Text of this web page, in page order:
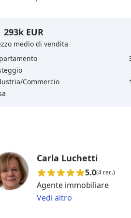
293k EUR
medio di vendita
Commercio
Carla Luchetti
5.0(4 rec.)
Agente immobiliare
Vedi altro